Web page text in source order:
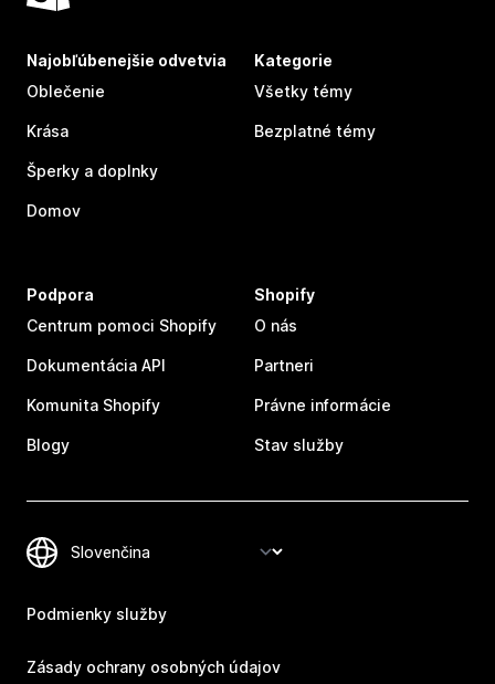
Najobľúbenejšie odvetvia
Oblečenie
Krása
Šperky a doplnky
Domov
Kategorie
Všetky témy
Bezplatné témy
Podpora
Centrum pomoci Shopify
Dokumentácia API
Komunita Shopify
Blogy
Shopify
O nás
Partneri
Právne informácie
Stav služby
Podmienky služby
Zásady ochrany osobných údajov